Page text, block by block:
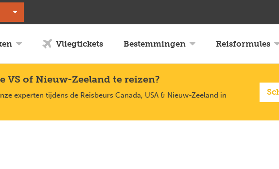
Vliegtickets Bestemmingen Reisformules
VS of Nieuw-Zeeland te reizen?
experten tijdens de Reisbeurs Canada, USA & Nieuw-Zeeland in